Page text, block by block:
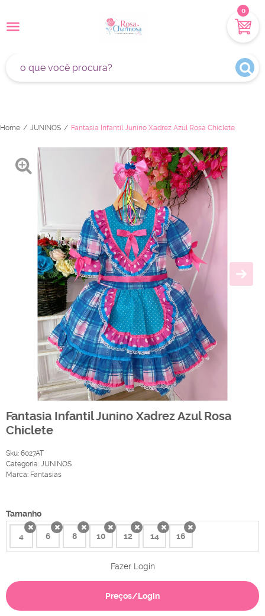
0
Home JUNINOS Fantasia Infantil Junino Xadrez Azul Rosa Chiclete
Fantasia Infantil Junino Xadrez Azul Rosa
Chiclete
Sku: 6027AT
Categoria: JUNINOS
Marca: Fantasias
Tamanho
4 6 8 10x 12x 14x 16x
Fazer Login
Preços/Login